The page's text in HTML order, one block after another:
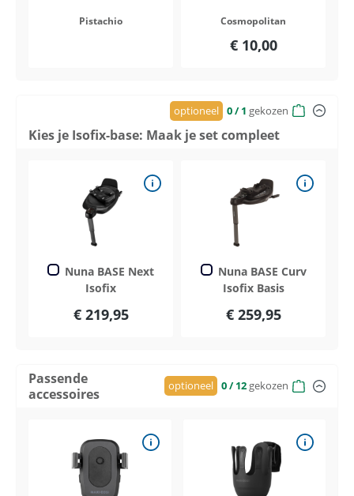
Pistachio Cosmopolitan
€ 10,00
Kies je Isofix-base: Maak je set compleet
optioneel 0/ 1 gekozen
Nuna BASE Next
Isofix
€ 219,95
Nuna BASE Curv
Isofix Basis
€ 259,95
Passende
accessoires
optioneel 0/ 12 gekozen